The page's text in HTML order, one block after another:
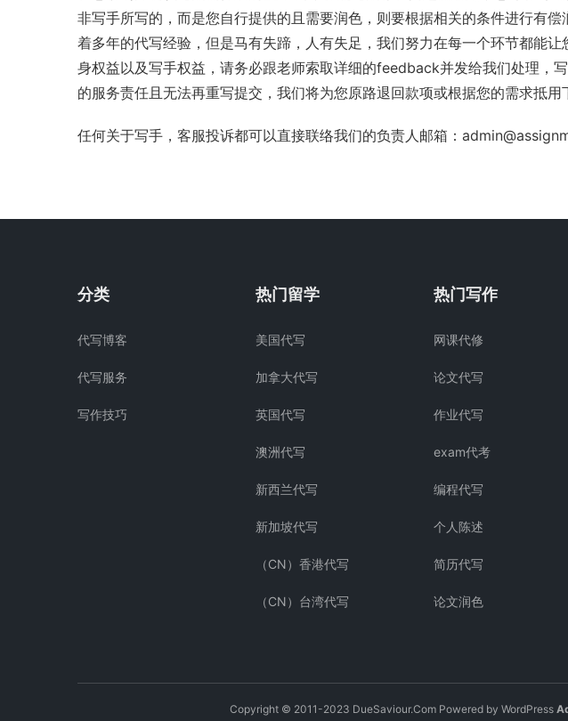
非写手所写的，而是您自行提供的且需要润色，则要根据相关的条件进行有
着多年的代写经验，但是马有失蹄，人有失足，我们努力在每一个环节都能
身权益以及写手权益，请务必跟老师索取详细的feedback并发给我们处理，
的服务责任且无法再重写提交，我们将为您原路退回款项或根据您的需求抵用
任何关于写手，客服投诉都可以直接联络我们的负责人邮箱：
分类
代写博客
代写服务
写作技巧
热门留学
美国代写
加拿大代写
英国代写
澳洲代写
新西兰代写
新加坡代写
（CN）香港代写
（CN）台湾代写
热门写作
网课代修
论文代写
作业代写
exam代考
编程代写
个人陈述
简历代写
论文润色
Copyright © 2011-2023 DueSaviour.Com Powered by WordPress